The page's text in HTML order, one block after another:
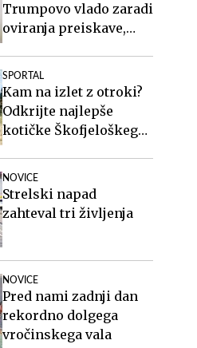
Trumpovo vlado zaradi
oviranja preiskave,
SPORTAL
Kam na izlet z otroki?
Odkrijte najlepše
kotičke Škofjeloškega
NOVICE
Strelski napad
zahteval tri življenja
NOVICE
Pred nami zadnji dan
rekordno dolgega
vročinskega vala